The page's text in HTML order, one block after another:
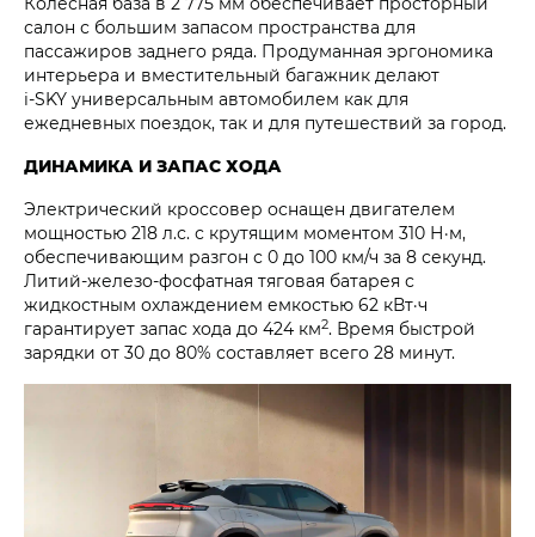
салон с большим запасом пространства для
пассажиров заднего ряда. Продуманная эргономика
интерьера и вместительный багажник делают
i‑SKY универсальным автомобилем как для
ежедневных поездок, так и для путешествий за город.
ДИНАМИКА И ЗАПАС ХОДА
Электрический кроссовер оснащен двигателем
мощностью 218 л.с. с крутящим моментом 310 Н·м,
обеспечивающим разгон с 0 до 100 км/ч за 8 секунд.
Литий-железо-фосфатная тяговая батарея с
жидкостным охлаждением емкостью 62 кВт·ч
гарантирует запас хода до 424 км2. Время быстрой
зарядки от 30 до 80% составляет всего 28 минут.